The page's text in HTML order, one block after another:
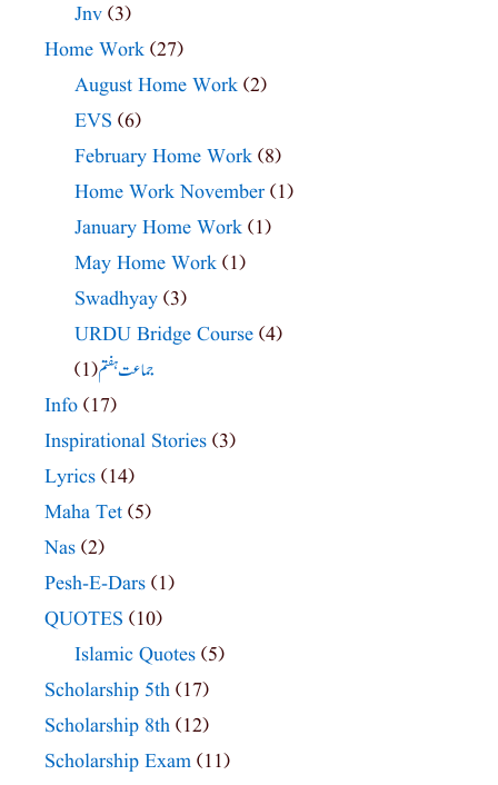
Jnv (3)
Home Work (27)
August Home Work (2)
EVS (6)
February Home Work (8)
Home Work November (1)
January Home Work (1)
May Home Work (1)
Swadhyay (3)
URDU Bridge Course (4)
جماعت ہفتم(1)
Info (17)
Inspirational Stories (3)
Lyrics (14)
Maha Tet (5)
Nas (2)
Pesh-E-Dars (1)
QUOTES (10)
Islamic Quotes (5)
Scholarship 5th (17)
Scholarship 8th (12)
Scholarship Exam (11)